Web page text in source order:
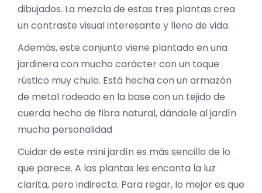
dibujados. La mezcla de estas tres plantas crea
un contraste visual interesante y lleno de vida.
Además, este conjunto viene plantado en una
jardinera con mucho carácter con un toque
rústico muy chulo. Está hecha con un armazón
de metal rodeado en la base con un tejido de
cuerda hecho de fibra natural, dándole al jardín
mucha personalidad
Cuidar de este mini jardín es más sencillo de lo
que parece. A las plantas les encanta la luz
clarita, pero indirecta. Para regar, lo mejor es que